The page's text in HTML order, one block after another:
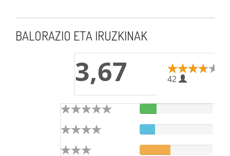
BALORAZIO ETA IRUZKINAK
3,67 42